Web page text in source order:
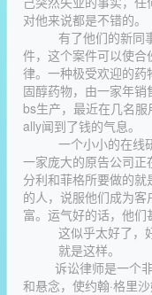
对他来说都是不错的。
有了他们的新同事
件，这个案件可以使
律。一种极受欢迎的
固醇药物，由一家年
bs生产，最近在几名
ally闻到了钱的气息。
一个小小的在线研
一家庞大的原告公司正
分利和菲格所要做的
的人，说服他们成为
富。运气好的话，他们
这似乎太好了，好
就是这样。
诉讼律师是一个非
和悬念，使约翰·格里